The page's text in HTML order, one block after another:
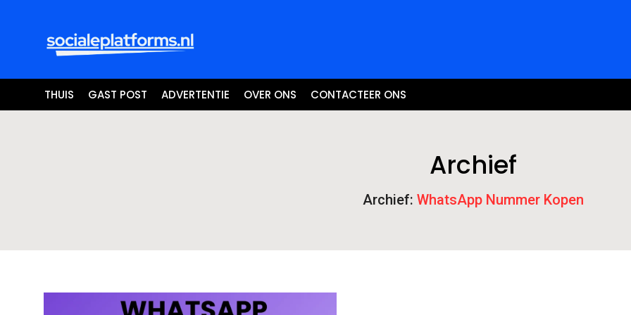
THUIS GAST POST ADVERTENTIE OVER ONS CONTACTEER ONS
Archief
Archief: WhatsApp Nummer Kopen